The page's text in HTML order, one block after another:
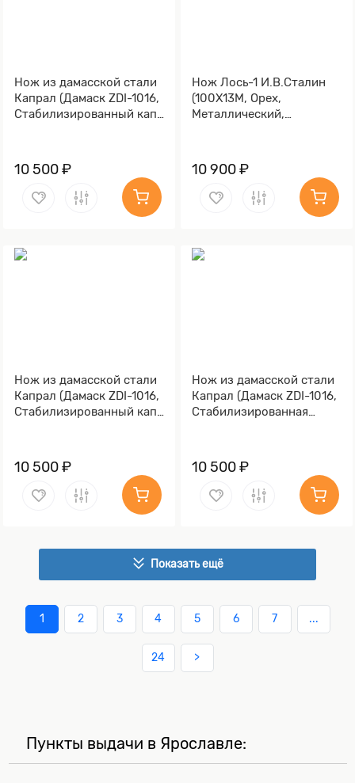
Нож из дамасской стали
Капрал (Дамаск ZDI-1016,
Стабилизированный кап
10 500 ₽
Нож Лось-1 И.В.Сталин
(100Х13М, Орех,
Металлический,
10 900 ₽
Нож из дамасской стали
Капрал (Дамаск ZDI-1016,
Стабилизированный кап
10 500 ₽
Нож из дамасской стали
Капрал (Дамаск ZDI-1016,
Стабилизированная
10 500 ₽
Показать ещё
1 2 3 4 5 6 7 ...
24 >
Пункты выдачи в Ярославле: